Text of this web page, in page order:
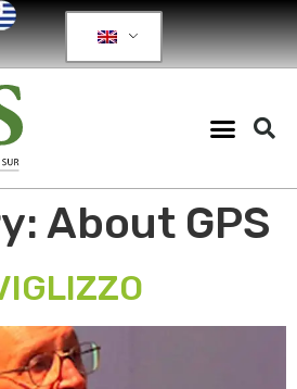
About GPS